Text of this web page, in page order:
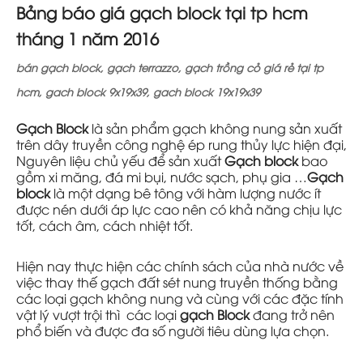
Bảng báo giá gạch block tại tp hcm
tháng 1 năm 2016
bán gạch block, gạch terrazzo, gạch trồng cỏ giá rẻ tại tp
hcm, gach block 9x19x39, gach block 19x19x39
Gạch Blocklà sản phẩm gạch không nung sản xuất
trên dây truyền công nghệ ép rung thủy lực hiện đại,
Nguyên liệu chủ yếu để sản xuấtGạch blockbao
gồm xi măng, đá mi bụi, nước sạch, phụ gia …Gạch
blocklà một dạng bê tông với hàm lượng nước ít
được nén dưới áp lực cao nên có khả năng chịu lực
tốt, cách âm, cách nhiệt tốt.
Hiện nay thực hiện các chính sách của nhà nước về
việc thay thế gạch đất sét nung truyền thống bằng
các loại gạch không nung và cùng với các đặc tính
vật lý vượt trội thì các loạigạch Blockđang trở nên
phổ biến và được đa số người tiêu dùng lựa chọn.